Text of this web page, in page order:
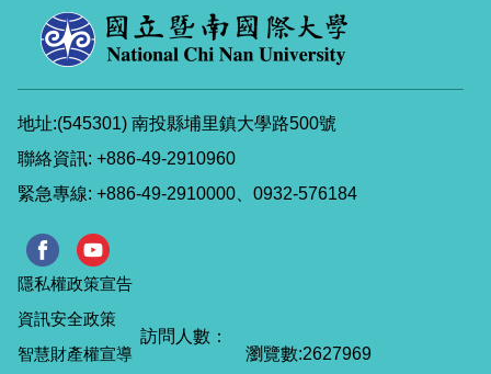
瀏覽數:2627969
地址:(545301) 南投縣埔里鎮大學路500號
聯絡資訊: +886-49-2910960
緊急專線: +886-49-2910000、0932-576184
隱私權政策宣告
資訊安全政策
智慧財產權宣導